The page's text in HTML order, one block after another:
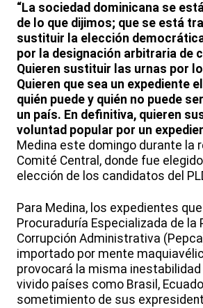
“La sociedad dominicana se
de lo que dijimos; que se está
sustituir la elección
por la designación arbitraria de
Quieren sustituir las urnas por
Quieren que sea un expediente
quién puede y quién no puede
un país. En definitiva, quieren
voluntad popular por un
Medina este domingo durante la
Comité Central, donde fue
elección de los candidatos del
Para Medina, los expedientes
Procuraduría Especializada de la
Corrupción Administrativa
importado por mente
provocará la misma
vivido países como Brasil,
sometimiento de sus